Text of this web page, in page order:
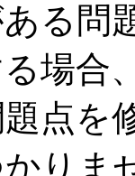
る問
場合
点を
りま